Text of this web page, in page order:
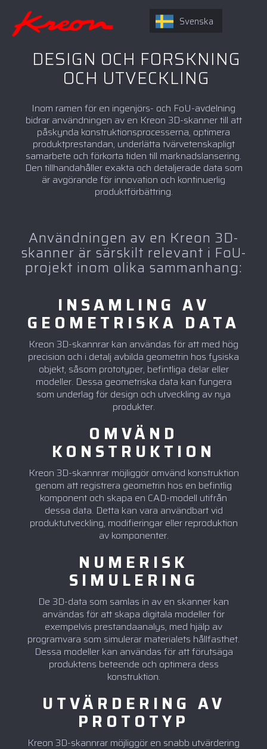
DESIGN OCH FORSKNING
OCH UTVECKLING
Inom ramen för en ingenjörs- och FoU-avdelning
bidrar användningen av en Kreon 3D-skanner till att
påskynda konstruktionsprocesserna, optimera
produktprestandan, underlätta tvärvetenskapligt
samarbete och förkorta tiden till marknadslansering.
Den tillhandahåller exakta och detaljerade data som
är avgörande för innovation och kontinuerlig
produktförbättring.
Användningen av en Kreon 3D-
skanner är särskilt relevant i FoU-
projekt inom olika sammanhang:
INSAMLING AV
GEOMETRISKA DATA
Kreon 3D-skannrar kan användas för att med hög
precision och i detalj avbilda geometrin hos fysiska
objekt, såsom prototyper, befintliga delar eller
modeller. Dessa geometriska data kan fungera
som underlag för design och utveckling av nya
produkter.
OMVÄND
KONSTRUKTION
Kreon 3D-skannrar möjliggör omvänd konstruktion
genom att registrera geometrin hos en befintlig
komponent och skapa en CAD-modell utifrån
dessa data. Detta kan vara användbart vid
produktutveckling, modifieringar eller reproduktion
av komponenter.
NUMERISK
SIMULERING
De 3D-data som samlas in av en skanner kan
användas för att skapa digitala modeller för
exempelvis prestandaanalys, med hjälp av
programvara som simulerar materialets hållfasthet.
Dessa modeller kan användas för att förutsäga
produktens beteende och optimera dess
konstruktion.
UTVÄRDERING AV
PROTOTYP
Kreon 3D-skannrar möjliggör en snabb utvärdering
Svenska